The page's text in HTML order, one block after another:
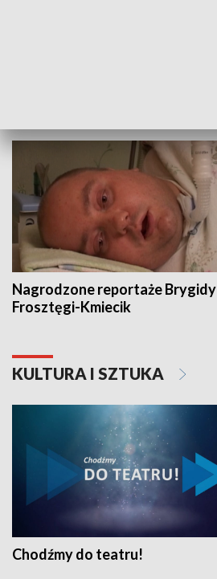
Nagrodzone reportaże Brygidy
Frosztęgi-Kmiecik
KULTURA I SZTUKA
Chodźmy do teatru!